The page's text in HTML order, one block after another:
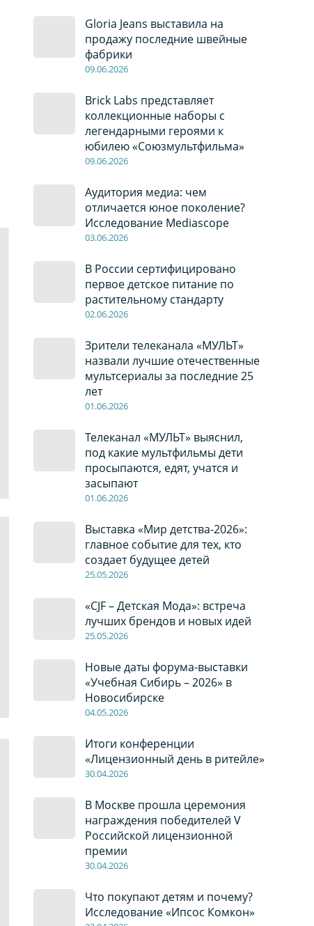
Gloria Jeans выставила на
продажу последние швейные
фабрики
09.06.2026
Brick Labs представляет
коллекционные наборы с
легендарными героями к
юбилею «Союзмультфильма»
09.06.2026
Аудитория медиа: чем
отличается юное поколение?
Исследование Mediascope
03.06.2026
В России сертифицировано
первое детское питание по
растительному стандарту
02.06.2026
Зрители телеканала «МУЛЬТ»
назвали лучшие отечественные
мультсериалы за последние 25
лет
01.06.2026
Телеканал «МУЛЬТ» выяснил,
под какие мультфильмы дети
просыпаются, едят, учатся и
засыпают
01.06.2026
Выставка «Мир детства-2026»:
главное событие для тех, кто
создает будущее детей
25.05.2026
«CJF – Детская Мода»: встреча
лучших брендов и новых идей
25.05.2026
Новые даты форума-выставки
«Учебная Сибирь – 2026» в
Новосибирске
04.05.2026
Итоги конференции
«Лицензионный день в ритейле»
30.04.2026
В Москве прошла церемония
награждения победителей V
Российской лицензионной
премии
30.04.2026
Что покупают детям и почему?
Исследование «Ипсос Комкон»